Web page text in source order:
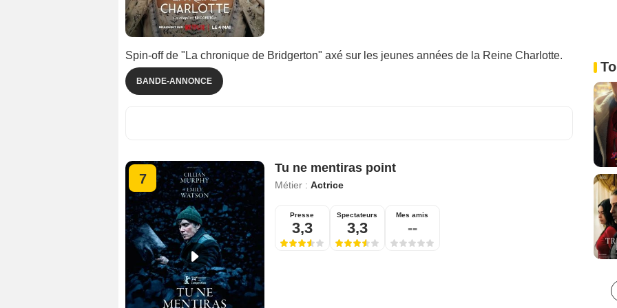
Spin-off de "La chronique de Bridgerton" axé sur les jeunes années de la Reine Charlotte.
BANDE-ANNONCE
7
Tu ne mentiras point
Métier : Actrice
Presse
3,3
Spectateurs
3,3
Mes amis
--